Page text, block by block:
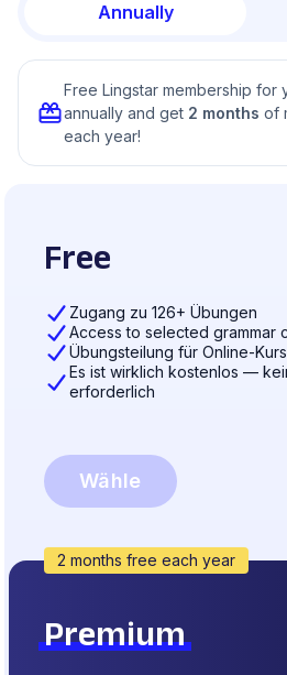
Annually
Free Lingstar membership for
annually and get 2 months of
each year!
Free
Zugang zu 126+ Übungen
Access to selected grammar
Übungsteilung für Online-
Es ist wirklich kostenlos —
erforderlich
Wähle
2 months free each year
Premium